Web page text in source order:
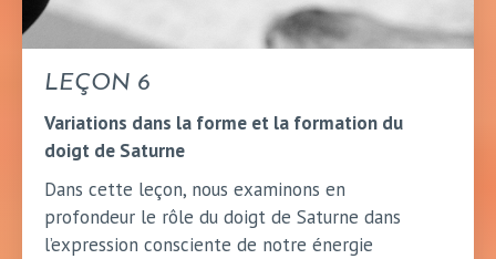
LEÇON 6
Variations dans la forme et la formation du
doigt de Saturne
Dans cette leçon, nous examinons en
profondeur le rôle du doigt de Saturne dans
l’expression consciente de notre énergie